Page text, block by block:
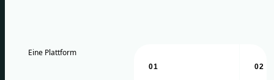
Eine Plattform
01 02